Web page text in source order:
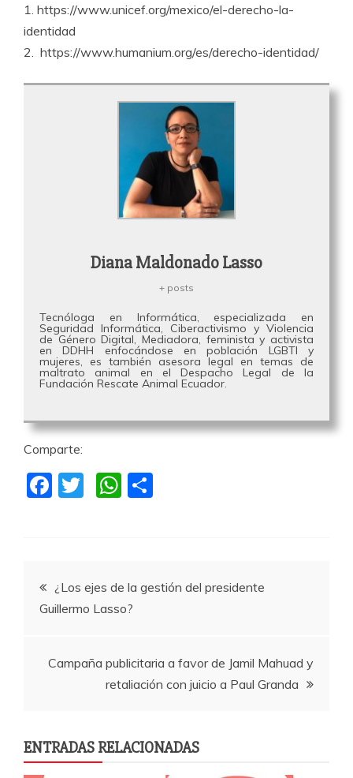
1. https://www.unicef.org/mexico/el-derecho-la-
identidad
2. https://www.humanium.org/es/derecho-identidad/
Diana Maldonado Lasso
+ posts
Tecnóloga en Informática, especializada en
Seguridad Informática, Ciberactivismo y Violencia
de Género Digital, Mediadora, feminista y activista
en DDHH enfocándose en población LGBTI y
mujeres, es también asesora legal en temas de
maltrato animal en el Despacho Legal de la
Fundación Rescate Animal Ecuador.
Comparte:
F
b
o
k
T
W
A
p
a
Navegación
de
entradas
¿Los ejes de la gestión del presidente
Guillermo Lasso?
Campaña publicitaria a favor de Jamil Mahuad y
retaliación con juicio a Paul Granda
ENTRADAS RELACIONADAS